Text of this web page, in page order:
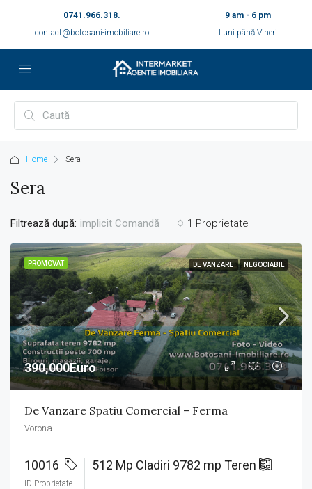
0741.966.318.
contact@botosani-imobiliare.ro
9 am - 6 pm
Luni până Vineri
Home Sera
Sera
1 Proprietate
Filtrează după: implicit Comandă
PROMOVAT DE VANZARE NEGOCIABIL
390,000Euro
De Vanzare Spatiu Comercial – Ferma
Vorona
10016
ID Proprietate
512 Mp Cladiri 9782 mp Teren